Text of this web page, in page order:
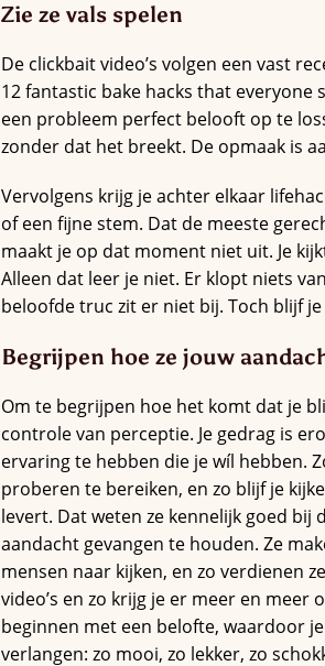
Zie ze vals spelen
De clickbait video’s volgen een vast
12 fantastic bake hacks that
een probleem perfect belooft op te
zonder dat het breekt. De opmaak is
Vervolgens krijg je achter elkaar
of een fijne stem. Dat de meeste
maakt je op dat moment niet uit. Je
Alleen dat leer je niet. Er klopt niets
beloofde truc zit er niet bij. Toch blijf
Begrijpen hoe ze jouw
Om te begrijpen hoe het komt dat je
controle van perceptie. Je gedrag is
ervaring te hebben die je wíl hebben.
proberen te bereiken, en zo blijf je
levert. Dat weten ze kennelijk goed bij
aandacht gevangen te houden. Ze
mensen naar kijken, en zo verdienen
video’s en zo krijg je er meer en meer
beginnen met een belofte, waardoor
verlangen: zo mooi, zo lekker, zo